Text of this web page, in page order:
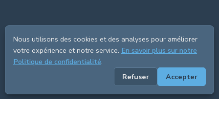
Nous utilisons des cookies et des analyses pour améliorer
votre expérience et notre service. En savoir plus sur notre
Politique de confidentialité.
Refuser
Accepter